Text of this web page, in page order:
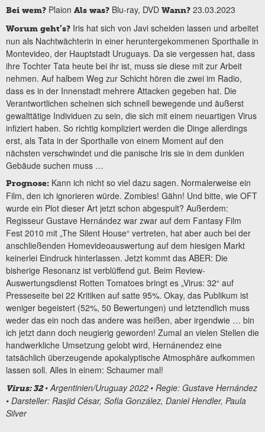
Bei wem? Plaion Als was? Blu-ray, DVD Wann? 23.03.2023
Worum geht’s? Iris hat sich von Javi scheiden lassen und arbeitet
nun als Nachtwächterin in einer heruntergekommenen Sporthalle in
Montevideo, der Hauptstadt Uruguays. Da sie vergessen hat, dass
ihre Tochter Tata heute bei ihr ist, muss sie diese mit zur Arbeit
nehmen. Auf halbem Weg zur Schicht hören die zwei im Radio,
dass es in der Innenstadt mehrere Attacken gegeben hat. Die
Verantwortlichen scheinen sich schnell bewegende und äußerst
gewalttätige Individuen zu sein, die sich mit einem neuartigen Virus
infiziert haben. So richtig kompliziert werden die Dinge allerdings
erst, als Tata in der Sporthalle von einem Moment auf den
nächsten verschwindet und die panische Iris sie in dem dunklen
Gebäude suchen muss …
Prognose: Kann ich nicht so viel dazu sagen. Normalerweise ein
Film, den ich ignorieren würde. Zombies! Gähn! Und bitte, wie OFT
wurde ein Plot dieser Art jetzt schon abgespult? Außerdem:
Regisseur Gustave Hernández war zwar auf dem Fantasy Film
Fest 2010 mit „The Silent House“ vertreten, hat aber auch bei der
anschließenden Homevideoauswertung auf dem hiesigen Markt
keinerlei Eindruck hinterlassen. Jetzt kommt das ABER: Die
bisherige Resonanz ist verblüffend gut. Beim Review-
Auswertungsdienst Rotten Tomatoes bringt es „Virus: 32“ auf
Presseseite bei 22 Kritiken auf satte 95%. Okay, das Publikum ist
weniger begeistert (52%, 50 Bewertungen) und letztendlich muss
weder das ein noch das andere was heißen, aber irgendwie … bin
ich jetzt dann doch neugierig geworden! Zumal an vielen Stellen die
handwerkliche Umsetzung gelobt wird, Hernánendez eine
tatsächlich überzeugende apokalyptische Atmosphäre aufkommen
lassen soll. Alles in einem: Schaumer mal!
Virus: 32 • Argentinien/Uruguay 2022 • Regie: Gustave Hernández
• Darsteller: Rasjid César, Sofia González, Daniel Hendler, Paula
Silver